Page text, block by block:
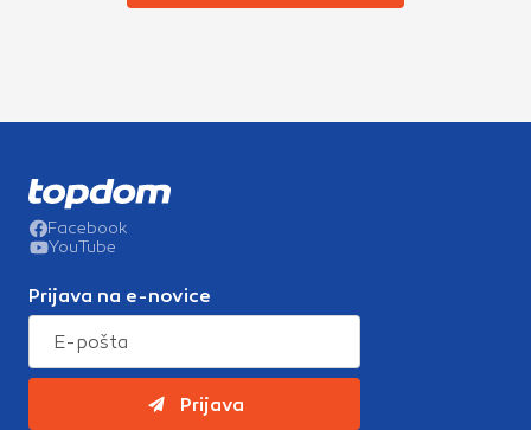
Facebook
YouTube
Prijava na e-novice
Prijava